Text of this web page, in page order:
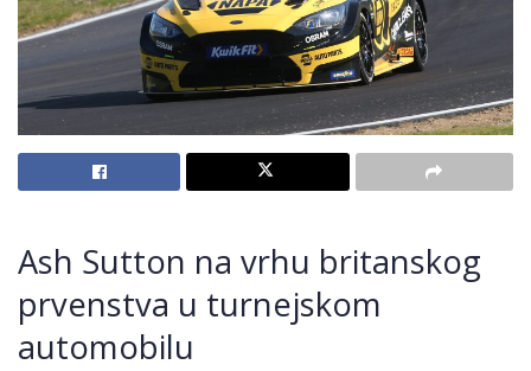
Ash Sutton na vrhu britanskog
prvenstva u turnejskom
automobilu